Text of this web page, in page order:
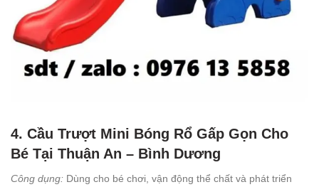
4. Cầu Trượt Mini Bóng Rổ Gấp Gọn Cho
Bé Tại Thuận An – Bình Dương
Công dụng: Dùng cho bé chơi, vận động thể chất và phát triển